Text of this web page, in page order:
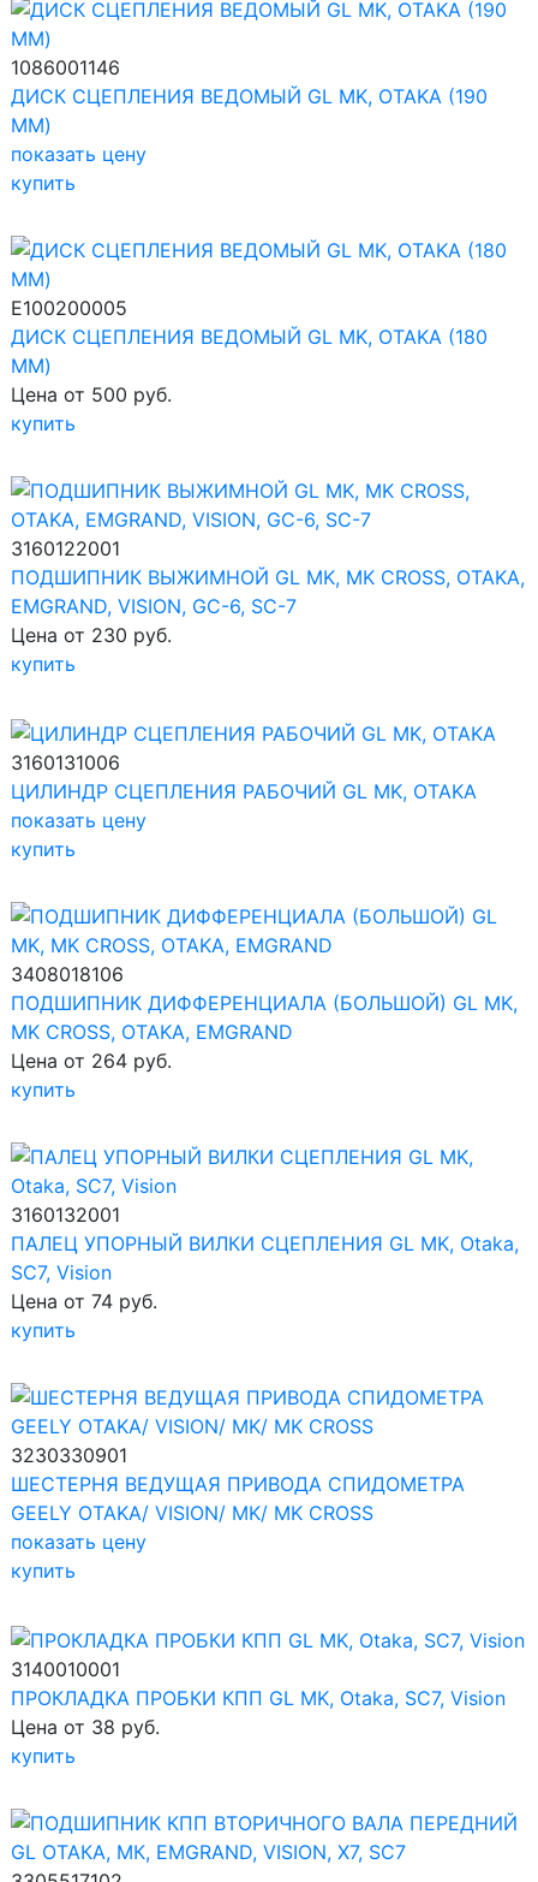
1086001146
ДИСК СЦЕПЛЕНИЯ ВЕДОМЫЙ GL MK, OTAKA (190
ММ)
показать цену
купить
E100200005
ДИСК СЦЕПЛЕНИЯ ВЕДОМЫЙ GL MK, OTAKA (180
ММ)
Цена от 500 руб.
купить
3160122001
ПОДШИПНИК ВЫЖИМНОЙ GL MK, MK CROSS, OTAKA,
EMGRAND, VISION, GC-6, SC-7
Цена от 230 руб.
купить
3160131006
ЦИЛИНДР СЦЕПЛЕНИЯ РАБОЧИЙ GL MK, OTAKA
показать цену
купить
3408018106
ПОДШИПНИК ДИФФЕРЕНЦИАЛА (БОЛЬШОЙ) GL MK,
MK CROSS, OTAKA, EMGRAND
Цена от 264 руб.
купить
3160132001
ПАЛЕЦ УПОРНЫЙ ВИЛКИ СЦЕПЛЕНИЯ GL MK, Otaka,
SC7, Vision
Цена от 74 руб.
купить
3230330901
ШЕСТЕРНЯ ВЕДУЩАЯ ПРИВОДА СПИДОМЕТРА
GEELY OTAKA/ VISION/ MK/ MK CROSS
показать цену
купить
3140010001
ПРОКЛАДКА ПРОБКИ КПП GL MK, Otaka, SC7, Vision
Цена от 38 руб.
купить